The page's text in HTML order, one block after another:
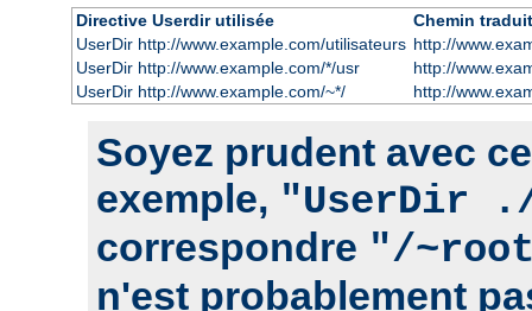
Directive Userdir utilisée
Chemin traduit
UserDir http://www.example.com/utilisateurs http://
UserDir http://www.example.com/*/usr
http://
UserDir http://www.example.com/~*/
http://
Soyez prudent avec
exemple, "UserDir
correspondre "/
n'est probablement